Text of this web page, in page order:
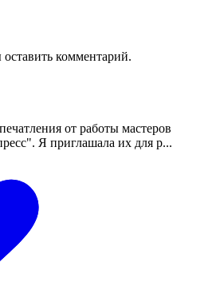
оставить комментарий.
от работы мастеров
Я приглашала их для р...